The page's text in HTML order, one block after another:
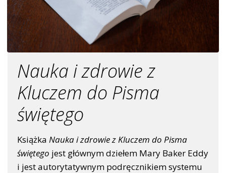
Nauka i zdrowie z
Kluczem do Pisma
świętego
Książka Nauka i zdrowie z Kluczem do Pisma
świętego jest głównym dziełem Mary Baker Eddy
i jest autorytatywnym podręcznikiem systemu